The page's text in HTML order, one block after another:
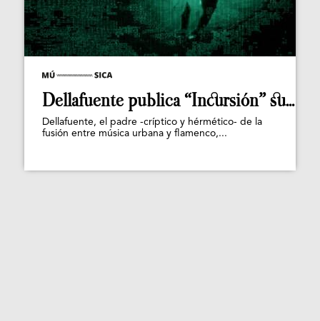
Dellafuente publica “Incursión” su...
Dellafuente, el padre -críptico y hérmético- de la
fusión entre música urbana y flamenco,...